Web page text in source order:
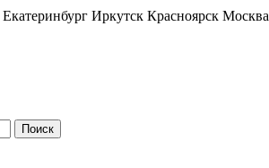
Екатеринбург Иркутск Красноярск Москва